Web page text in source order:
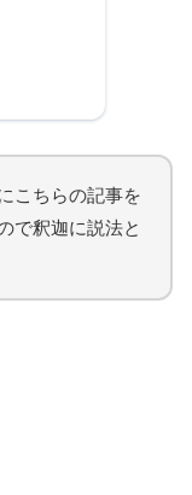
こちらの記事を
で釈迦に説法と